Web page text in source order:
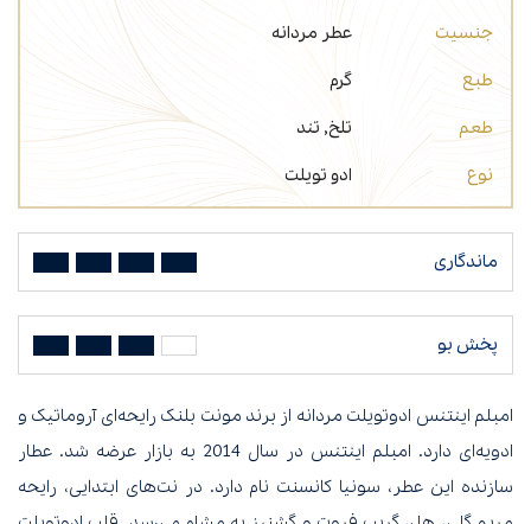
جنسیت
عطر مردانه
طبع
گرم
طعم
تلخ, تند
نوع
ادو تویلت
ماندگاری
پخش بو
امبلم اینتنس ادوتویلت مردانه از برند مونت بلنک رایحه‌ای آروماتیک و
ادویه‌ای دارد. امبلم اینتنس در سال 2014 به بازار عرضه شد. عطار
سازنده این عطر، سونیا کانسنت نام دارد. در نت‌های ابتدایی، رایحه